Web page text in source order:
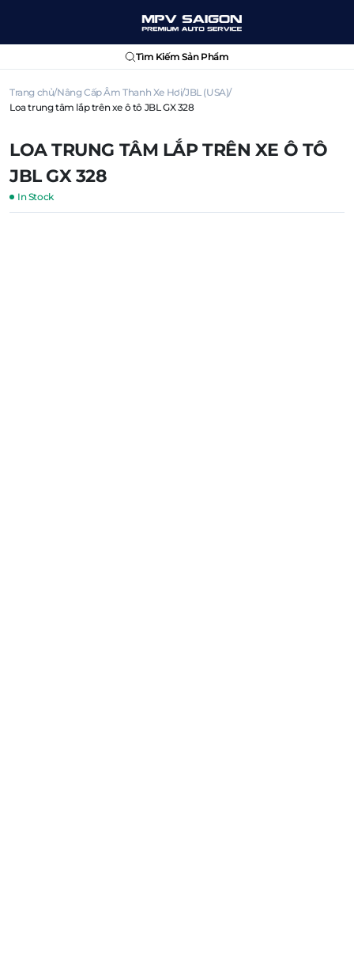
Tìm Kiếm Sản Phẩm
Trang chủ Nâng Cấp Âm Thanh Xe Hơi JBL (USA)
Loa trung tâm lắp trên xe ô tô JBL GX 328
LOA TRUNG TÂM LẮP TRÊN XE Ô TÔ
JBL GX 328
In Stock